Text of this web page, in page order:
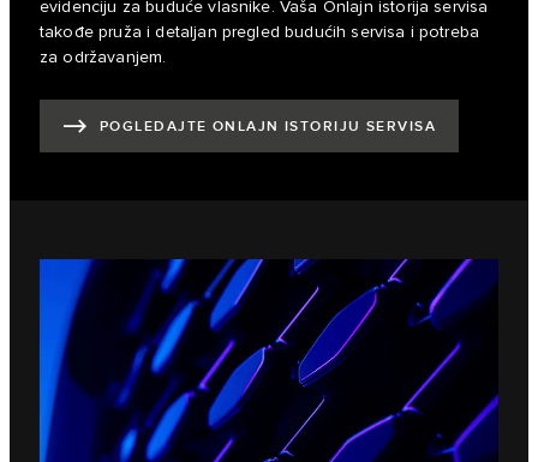
evidenciju za buduće vlasnike. Vaša Onlajn istorija servisa
takođe pruža i detaljan pregled budućih servisa i potreba
za održavanjem.
POGLEDAJTE ONLAJN ISTORIJU SERVISA